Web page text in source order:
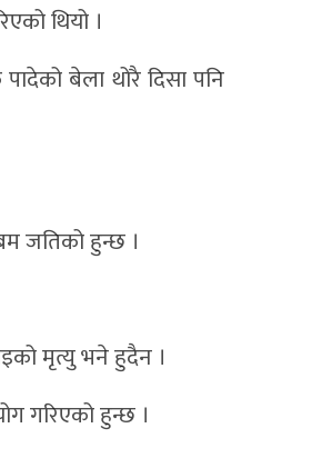
थियो ।
बेला थोरै दिसा पनि
जतिको हुन्छ ।
मृत्यु भने हुदैन ।
गरिएको हुन्छ ।